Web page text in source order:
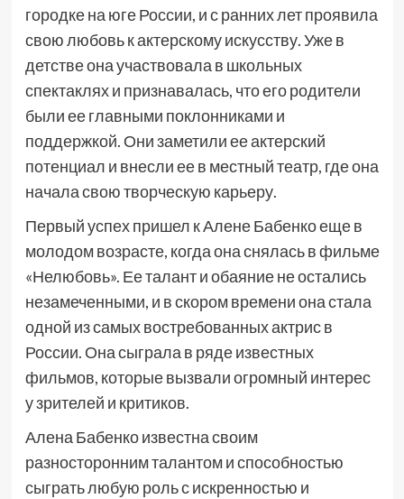
городке на юге России, и с ранних лет проявила
свою любовь к актерскому искусству. Уже в
детстве она участвовала в школьных
спектаклях и признавалась, что его родители
были ее главными поклонниками и
поддержкой. Они заметили ее актерский
потенциал и внесли ее в местный театр, где она
начала свою творческую карьеру.
Первый успех пришел к Алене Бабенко еще в
молодом возрасте, когда она снялась в фильме
«Нелюбовь». Ее талант и обаяние не остались
незамеченными, и в скором времени она стала
одной из самых востребованных актрис в
России. Она сыграла в ряде известных
фильмов, которые вызвали огромный интерес
у зрителей и критиков.
Алена Бабенко известна своим
разносторонним талантом и способностью
сыграть любую роль с искренностью и